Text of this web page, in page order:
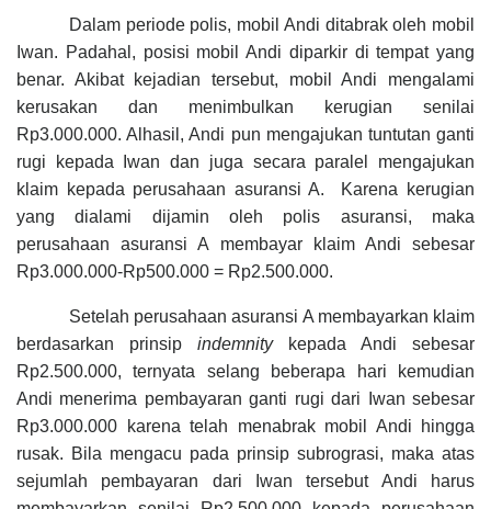
Dalam periode polis, mobil Andi ditabrak oleh mobil
Iwan. Padahal, posisi mobil Andi diparkir di tempat yang
benar. Akibat kejadian tersebut, mobil Andi mengalami
kerusakan dan menimbulkan kerugian senilai
Rp3.000.000. Alhasil, Andi pun mengajukan tuntutan ganti
rugi kepada Iwan dan juga secara paralel mengajukan
klaim kepada perusahaan asuransi A. Karena kerugian
yang dialami dijamin oleh polis asuransi, maka
perusahaan asuransi A membayar klaim Andi sebesar
Rp3.000.000-Rp500.000 = Rp2.500.000.
Setelah perusahaan asuransi A membayarkan klaim
berdasarkan prinsip indemnitykepada Andi sebesar
Rp2.500.000, ternyata selang beberapa hari kemudian
Andi menerima pembayaran ganti rugi dari Iwan sebesar
Rp3.000.000 karena telah menabrak mobil Andi hingga
rusak. Bila mengacu pada prinsip subrograsi, maka atas
sejumlah pembayaran dari Iwan tersebut Andi harus